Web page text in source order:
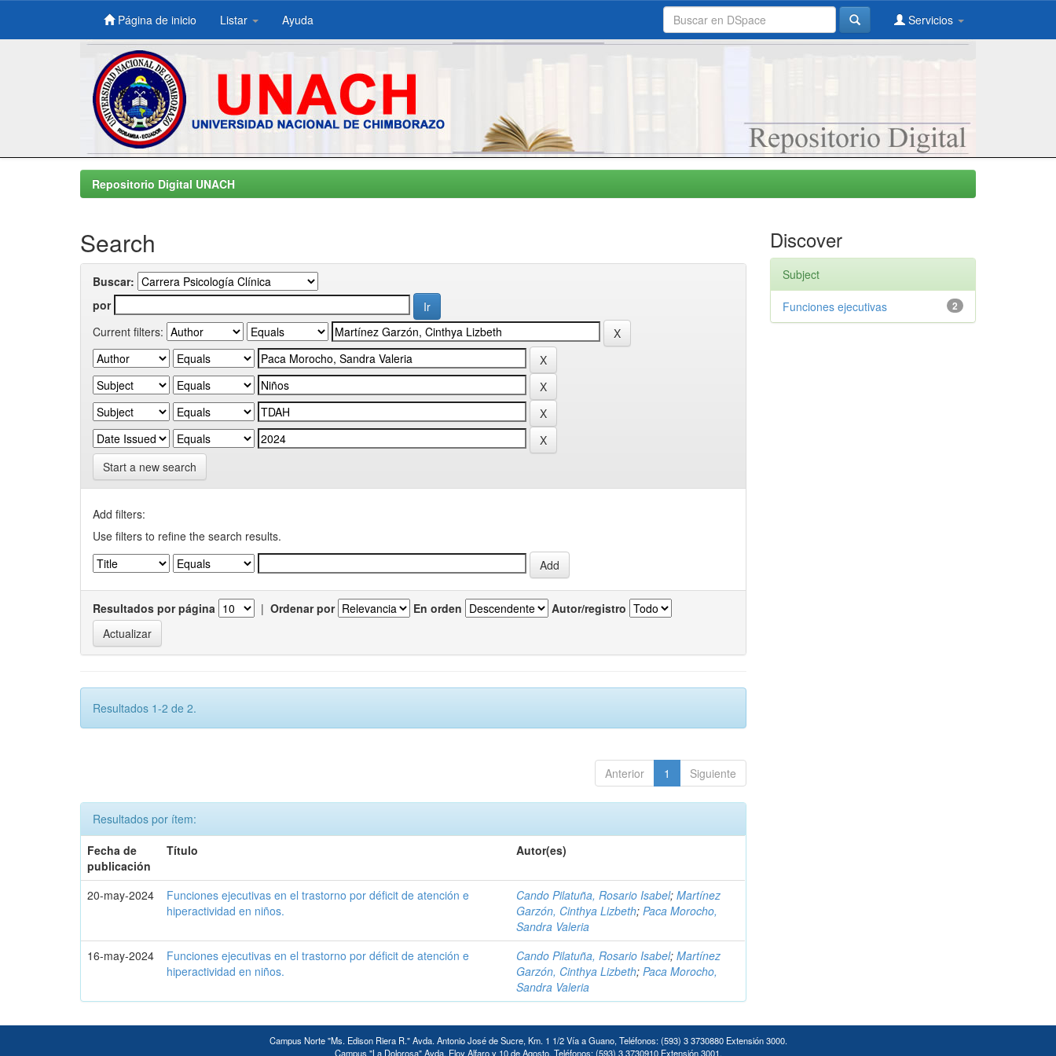
Skip
Página de inicio Listar Ayuda Servicios
Repositorio Digital UNACH
Search
Buscar:
por
Current filters:
Start a new search
Add filters:
Use filters to refine the search results.
Resultados por página | Ordenar por En orden Autor/registro
Resultados 1-2 de 2.
Anterior 1 Siguiente
Resultados por ítem:
Fecha de
publicación
Título Autor(es)
20-may-2024
Funciones ejecutivas en el trastorno por déficit de atención e
hiperactividad en niños.
Cando Pilatuña, Rosario Isabel;Martínez
Garzón, Cinthya Lizbeth;Paca Morocho,
Sandra Valeria
16-may-2024
Funciones ejecutivas en el trastorno por déficit de atención e
hiperactividad en niños.
Cando Pilatuña, Rosario Isabel;Martínez
Garzón, Cinthya Lizbeth;Paca Morocho,
Sandra Valeria
Discover
Subject
2
Funciones ejecutivas
Campus Norte "Ms. Edison Riera R." Avda. Antonio José de Sucre, Km. 1 1/2 Vía a Guano, Teléfonos: (593) 3 3730880 Extensión 3000.
Campus "La Dolorosa" Avda. Eloy Alfaro y 10 de Agosto. Teléfonos: (593) 3 3730910 Extensión 3001.